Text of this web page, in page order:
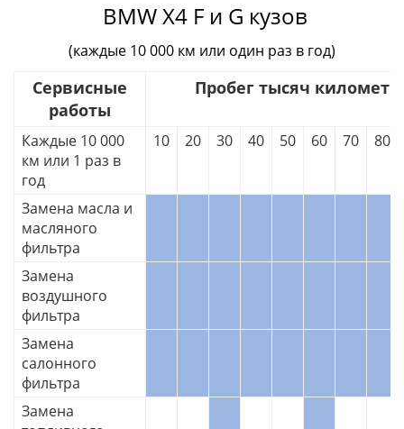
BMW X4 F и G кузов
(каждые 10 000 км или один раз в год)
Сервисные
работы
Пробег тысяч
Каждые 10 000
км или 1 раз в
год
10 20 30 40 50 60 70 80
Замена масла и
масляного
фильтра
Замена
воздушного
фильтра
Замена
салонного
фильтра
Замена